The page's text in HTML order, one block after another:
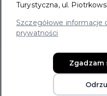
Bilety
Aby
Turystyczna, ul.
Szczegółowe informacje
prywatności
Zgadzam